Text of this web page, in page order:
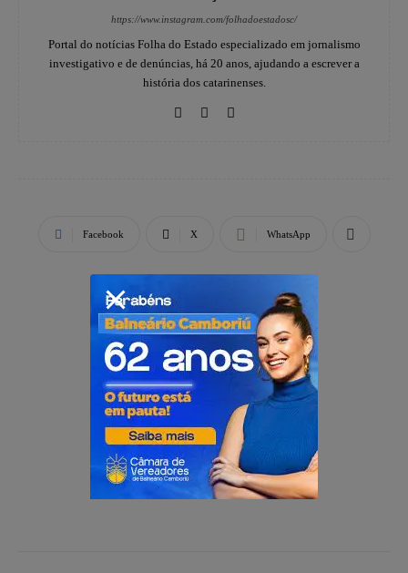
https://www.instagram.com/folhadoestadosc/
Portal do notícias Folha do Estado especializado em jornalismo
investigativo e de denúncias, há 20 anos, ajudando a escrever a
história dos catarinenses.
Facebook X WhatsApp